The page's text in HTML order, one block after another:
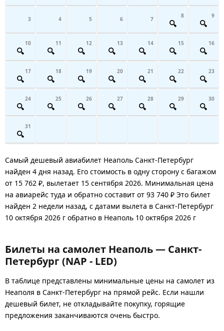
3 4 5 6 7 8 9
10 11 12 13 14 15 16
17 18 19 20 21 22 23
24 25 26 27 28 29 30
31
Самый дешевый авиабилет Неаполь Санкт-Петербург
найден 4 дня назад. Его стоимость в одну сторону с багажом
от 15 762 ₽, вылетает 15 сентября 2026. Минимальная цена
на авиарейс туда и обратно составит от 93 740 ₽ Это билет
найден 2 недели назад, с датами вылета в Санкт-Петербург
10 октября 2026 г обратно в Неаполь 10 октября 2026 г
Билеты на самолет Неаполь — Санкт-
Петербург (NAP - LED)
В таблице представлены минимальные цены на самолет из
Неаполя в Санкт-Петербург на прямой рейс. Если нашли
дешевый билет, не откладывайте покупку, горящие
предложения заканчиваются очень быстро.